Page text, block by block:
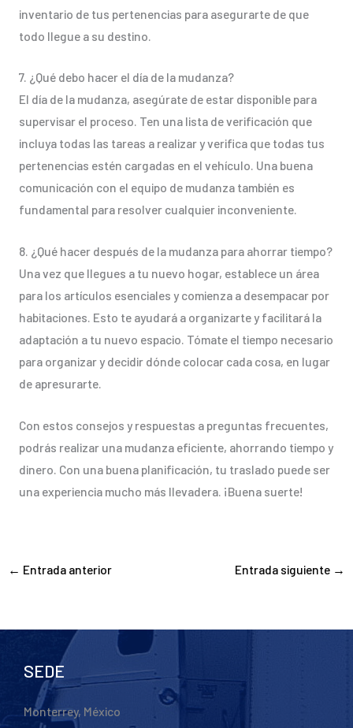
inventario de tus pertenencias para asegurarte de que
todo llegue a su destino.
7. ¿Qué debo hacer el día de la mudanza?
El día de la mudanza, asegúrate de estar disponible para
supervisar el proceso. Ten una lista de verificación que
incluya todas las tareas a realizar y verifica que todas tus
pertenencias estén cargadas en el vehículo. Una buena
comunicación con el equipo de mudanza también es
fundamental para resolver cualquier inconveniente.
8. ¿Qué hacer después de la mudanza para ahorrar tiempo?
Una vez que llegues a tu nuevo hogar, establece un área
para los artículos esenciales y comienza a desempacar por
habitaciones. Esto te ayudará a organizarte y facilitará la
adaptación a tu nuevo espacio. Tómate el tiempo necesario
para organizar y decidir dónde colocar cada cosa, en lugar
de apresurarte.
Con estos consejos y respuestas a preguntas frecuentes,
podrás realizar una mudanza eficiente, ahorrando tiempo y
dinero. Con una buena planificación, tu traslado puede ser
una experiencia mucho más llevadera. ¡Buena suerte!
← Entrada anterior Entrada siguiente →
SEDE
Monterrey, México